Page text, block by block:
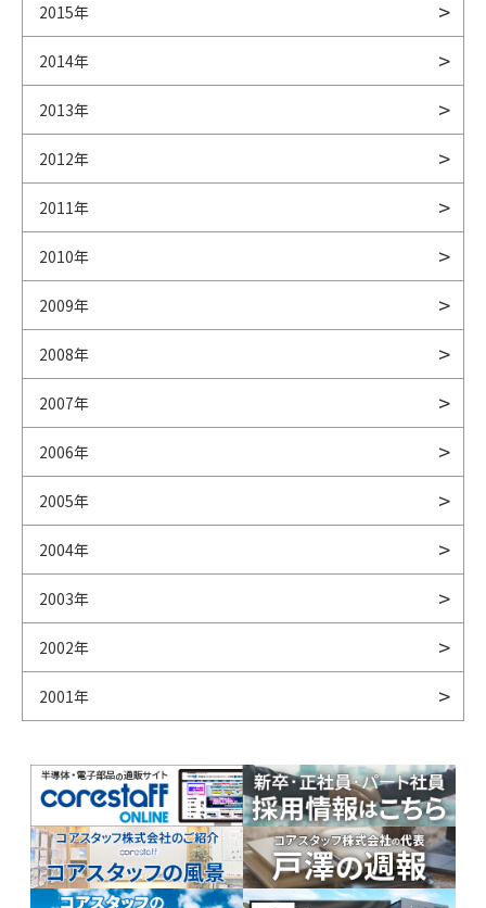
2015年
2014年
2013年
2012年
2011年
2010年
2009年
2008年
2007年
2006年
2005年
2004年
2003年
2002年
2001年